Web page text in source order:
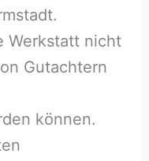
Werkstatt nicht
Gutachtern
können.